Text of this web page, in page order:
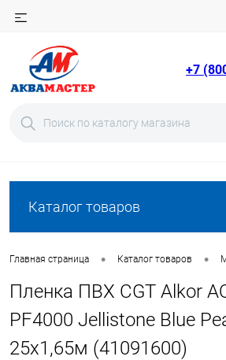
+7
Каталог товаров
Главная страница • Каталог товаров •
Пленка ПВХ CGT Alkor
PF4000 Jellistone Blue
25х1,65м (41091600)